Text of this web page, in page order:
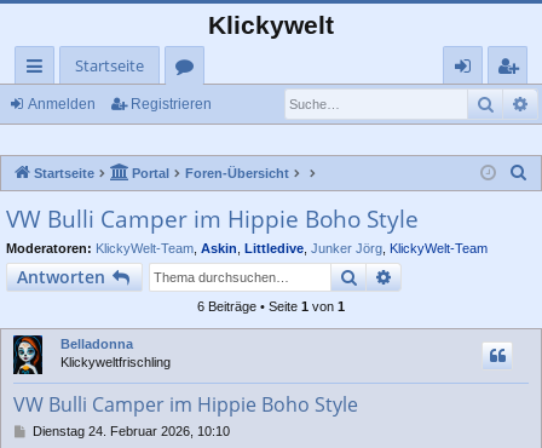
Klickywelt
ch
llz
ug
rif
f
Startseite
or
n
eg
rie
Anmelden Registrieren
Startseite Portal Foren-Übersicht
VW Bulli Camper im Hippie Boho Style
Moderatoren: KlickyWelt-Team Askin Littledive Junker Jörg KlickyWelt-Team
Antworten SucheErweiterte Suche
6 Beiträge • Seite 1 von 1
Belladonna
Klickyweltfrischling
VW Bulli Camper im Hippie Boho Style
BDienstag 24. Februar 2026, 10:10